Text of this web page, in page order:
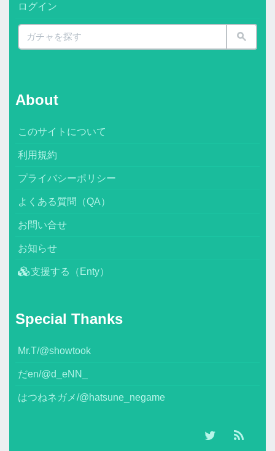
ログイン
About
このサイトについて
利用規約
プライバシーポリシー
よくある質問（QA）
お問い合せ
お知らせ
支援する（Enty）
Special Thanks
Mr.T/@showtook
だen/@d_eNN_
はつねネガメ/@hatsune_negame